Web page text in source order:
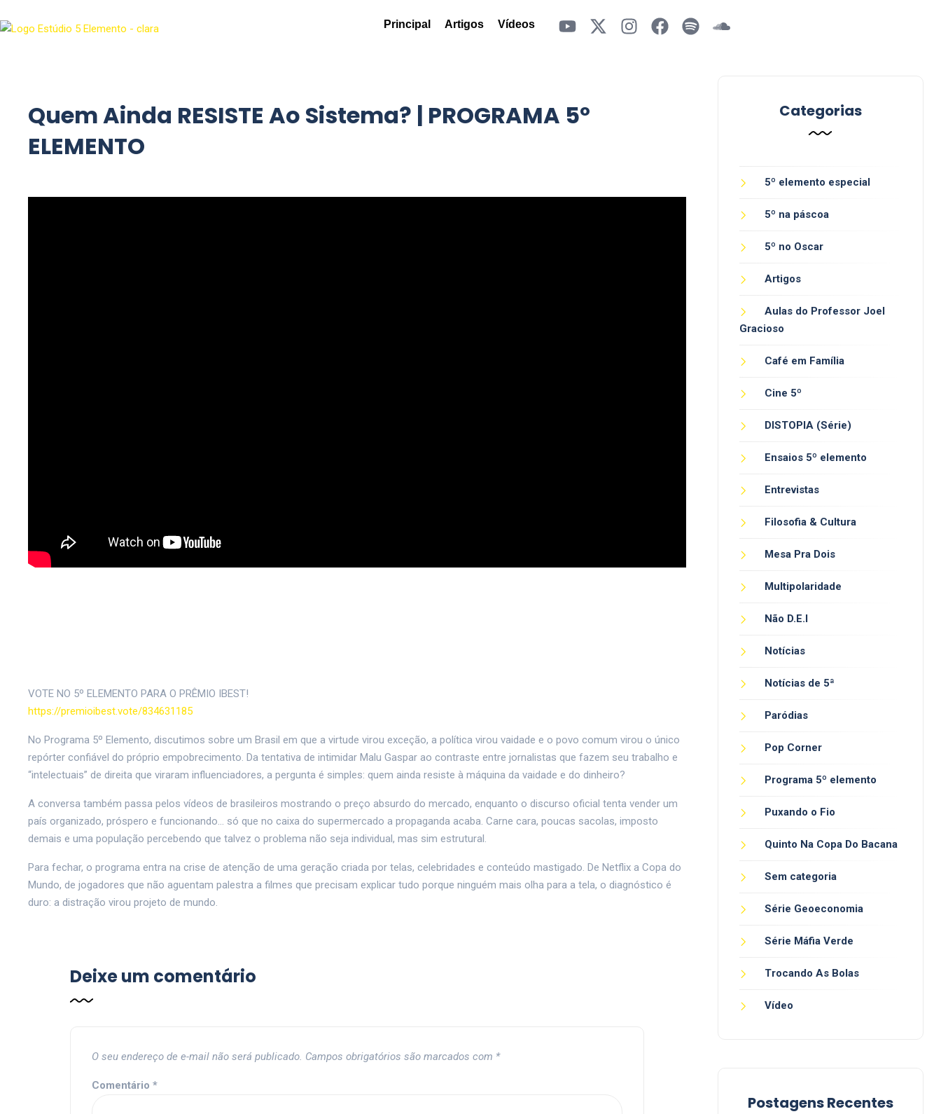
Principal Artigos Vídeos
Quem Ainda RESISTE Ao Sistema? | PROGRAMA 5º
ELEMENTO
VOTE NO 5º ELEMENTO PARA O PRÊMIO IBEST!
https://premioibest.vote/834631185
No Programa 5º Elemento, discutimos sobre um Brasil em que a virtude virou exceção, a política virou vaidade e o povo comum virou o único
repórter confiável do próprio empobrecimento. Da tentativa de intimidar Malu Gaspar ao contraste entre jornalistas que fazem seu trabalho e
“intelectuais” de direita que viraram influenciadores, a pergunta é simples: quem ainda resiste à máquina da vaidade e do dinheiro?
A conversa também passa pelos vídeos de brasileiros mostrando o preço absurdo do mercado, enquanto o discurso oficial tenta vender um
país organizado, próspero e funcionando… só que no caixa do supermercado a propaganda acaba. Carne cara, poucas sacolas, imposto
demais e uma população percebendo que talvez o problema não seja individual, mas sim estrutural.
Para fechar, o programa entra na crise de atenção de uma geração criada por telas, celebridades e conteúdo mastigado. De Netflix a Copa do
Mundo, de jogadores que não aguentam palestra a filmes que precisam explicar tudo porque ninguém mais olha para a tela, o diagnóstico é
duro: a distração virou projeto de mundo.
Deixe um comentário
O seu endereço de e-mail não será publicado. Campos obrigatórios são marcados com *
Comentário *
Categorias
5º elemento especial
5º na páscoa
5º no Oscar
Artigos
Aulas do Professor Joel
Gracioso
Café em Família
Cine 5º
DISTOPIA (Série)
Ensaios 5º elemento
Entrevistas
Filosofia & Cultura
Mesa Pra Dois
Multipolaridade
Não D.E.I
Notícias
Notícias de 5ª
Paródias
Pop Corner
Programa 5º elemento
Puxando o Fio
Quinto Na Copa Do Bacana
Sem categoria
Série Geoeconomia
Série Máfia Verde
Trocando As Bolas
Vídeo
Postagens Recentes